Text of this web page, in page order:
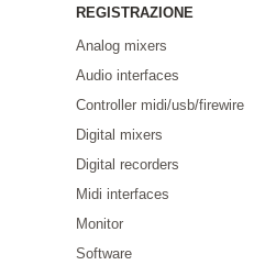
REGISTRAZIONE
Analog mixers
Audio interfaces
Controller midi/usb/firewire
Digital mixers
Digital recorders
Midi interfaces
Monitor
Software